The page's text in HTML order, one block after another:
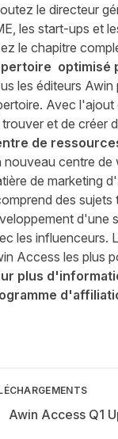
le directeur
les start-ups et
le chapitre
optimisé
les éditeurs
Avec
et de créer
de
nouveau centre de
de marketing
des
d'une
les influenceurs.
Access les plus
plus
Awin Access Q1